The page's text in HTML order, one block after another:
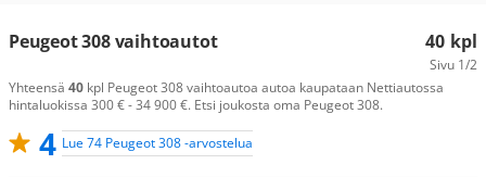
40 kpl
Sivu 1/2
Peugeot 308 vaihtoautot
Yhteensä 40 kpl Peugeot 308 vaihtoautoa autoa kaupataan Nettiautossa
hintaluokissa 300 € - 34 900 €. Etsi joukosta oma Peugeot 308.
4 Lue 74 Peugeot 308 -arvostelua